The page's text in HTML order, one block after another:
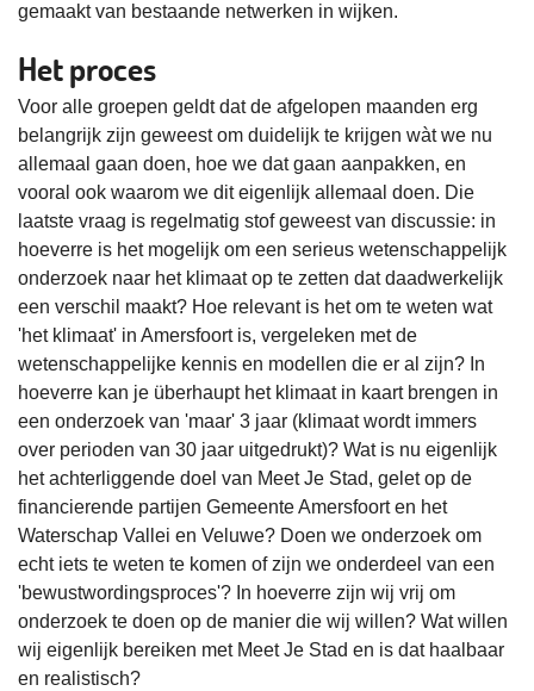
gemaakt van bestaande netwerken in wijken.
Het proces
Voor alle groepen geldt dat de afgelopen maanden erg
belangrijk zijn geweest om duidelijk te krijgen wàt we nu
allemaal gaan doen, hoe we dat gaan aanpakken, en
vooral ook waarom we dit eigenlijk allemaal doen. Die
laatste vraag is regelmatig stof geweest van discussie: in
hoeverre is het mogelijk om een serieus wetenschappelijk
onderzoek naar het klimaat op te zetten dat daadwerkelijk
een verschil maakt? Hoe relevant is het om te weten wat
'het klimaat' in Amersfoort is, vergeleken met de
wetenschappelijke kennis en modellen die er al zijn? In
hoeverre kan je überhaupt het klimaat in kaart brengen in
een onderzoek van 'maar' 3 jaar (klimaat wordt immers
over perioden van 30 jaar uitgedrukt)? Wat is nu eigenlijk
het achterliggende doel van Meet Je Stad, gelet op de
financierende partijen Gemeente Amersfoort en het
Waterschap Vallei en Veluwe? Doen we onderzoek om
echt iets te weten te komen of zijn we onderdeel van een
'bewustwordingsproces'? In hoeverre zijn wij vrij om
onderzoek te doen op de manier die wij willen? Wat willen
wij eigenlijk bereiken met Meet Je Stad en is dat haalbaar
en realistisch?